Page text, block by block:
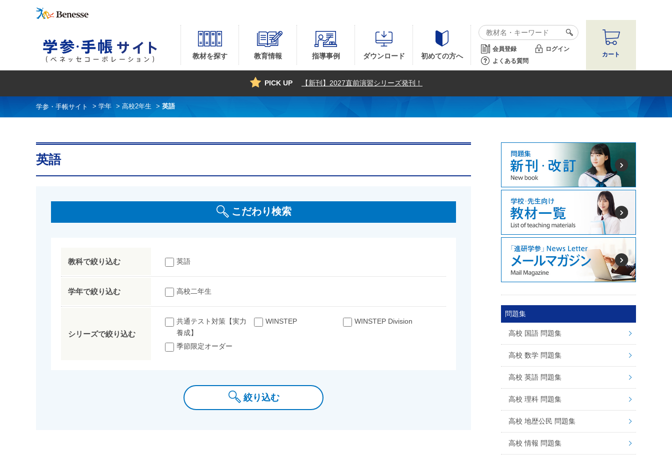
教材を探す 教育情報 指導事例 ダウンロード 初めての方へ
会員登録
ログイン
よくある質問
カート
PICK UP 【新刊】2027直前演習シリーズ発刊！
> 学年 > 高校2年生 > 英語
問題集
高校 国語 問題集
高校 数学 問題集
高校 英語 問題集
高校 理科 問題集
高校 地歴公民 問題集
高校 情報 問題集
英語
こだわり検索
教科で絞り込む 英語
学年で絞り込む 高校二年生
シリーズで絞り込む
共通テスト対策【実力
養成】
WINSTEP WINSTEP Division
季節限定オーダー
絞り込む